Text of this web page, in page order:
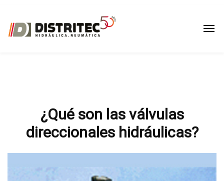
¿Qué son las válvulas
direccionales hidráulicas?